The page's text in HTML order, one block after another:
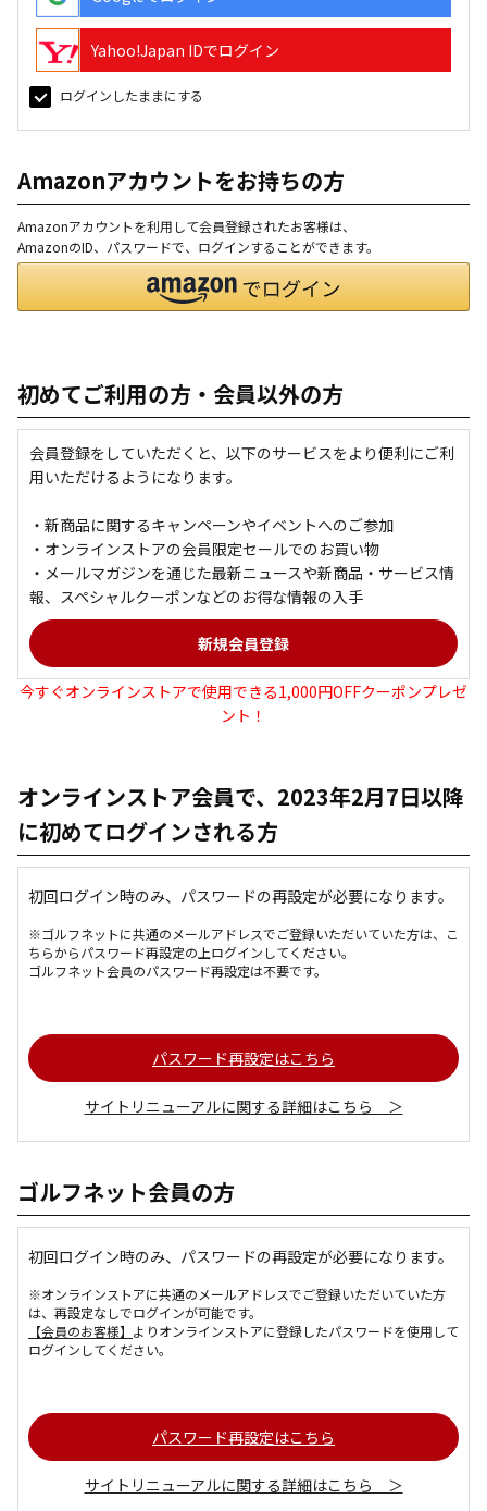
Yahoo!Japan IDでログイン
ログインしたままにする
Amazonアカウントをお持ちの方
Amazonアカウントを利用して会員登録されたお客様は、
AmazonのID、パスワードで、ログインすることができます。
初めてご利用の方・会員以外の方
会員登録をしていただくと、以下のサービスをより便利にご利
用いただけるようになります。
・新商品に関するキャンペーンやイベントへのご参加
・オンラインストアの会員限定セールでのお買い物
・メールマガジンを通じた最新ニュースや新商品・サービス情
報、スペシャルクーポンなどのお得な情報の入手
今すぐオンラインストアで使用できる1,000円OFFクーポンプレゼ
ント！
オンラインストア会員で、2023年2月7日以降
に初めてログインされる方
初回ログイン時のみ、パスワードの再設定が必要になります。
※ゴルフネットに共通のメールアドレスでご登録いただいていた方は、こ
ちらからパスワード再設定の上ログインしてください。
ゴルフネット会員のパスワード再設定は不要です。
パスワード再設定はこちら
サイトリニューアルに関する詳細はこちら ＞
ゴルフネット会員の方
初回ログイン時のみ、パスワードの再設定が必要になります。
※オンラインストアに共通のメールアドレスでご登録いただいていた方
は、再設定なしでログインが可能です。
【会員のお客様】 よりオンラインストアに登録したパスワードを使用して
ログインしてください。
パスワード再設定はこちら
サイトリニューアルに関する詳細はこちら ＞